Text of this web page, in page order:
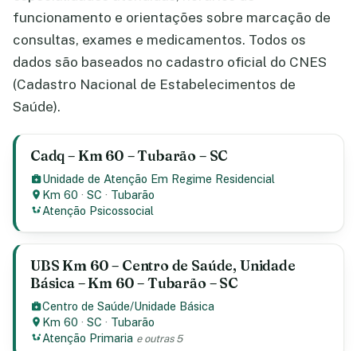
funcionamento e orientações sobre marcação de
consultas, exames e medicamentos. Todos os
dados são baseados no cadastro oficial do CNES
(Cadastro Nacional de Estabelecimentos de
Saúde).
Cadq – Km 60 – Tubarão – SC
Unidade de Atenção Em Regime Residencial
Km 60 ·SC · Tubarão
Atenção Psicossocial
UBS Km 60 – Centro de Saúde, Unidade
Básica – Km 60 – Tubarão – SC
Centro de Saúde/Unidade Básica
Km 60 ·SC · Tubarão
Atenção Primaria e outras 5